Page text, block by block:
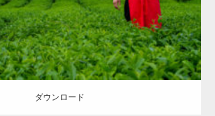
ロード
ダウンロード